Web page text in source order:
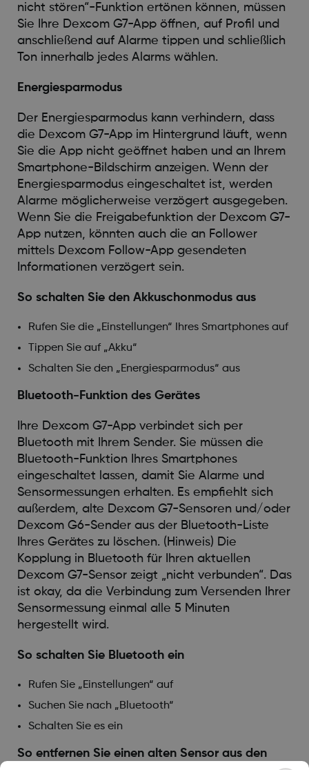
nicht stören“-Funktion ertönen können, müssen
Sie Ihre Dexcom G7-App öffnen, auf Profil und
anschließend auf Alarme tippen und schließlich
Ton innerhalb jedes Alarms wählen.
Energiesparmodus
Der Energiesparmodus kann verhindern, dass
die Dexcom G7-App im Hintergrund läuft, wenn
Sie die App nicht geöffnet haben und an Ihrem
Smartphone-Bildschirm anzeigen. Wenn der
Energiesparmodus eingeschaltet ist, werden
Alarme möglicherweise verzögert ausgegeben.
Wenn Sie die Freigabefunktion der Dexcom G7-
App nutzen, könnten auch die an Follower
mittels Dexcom Follow-App gesendeten
Informationen verzögert sein.
So schalten Sie den Akkuschonmodus aus
Rufen Sie die „Einstellungen“ Ihres Smartphones auf
Tippen Sie auf „Akku“
Schalten Sie den „Energiesparmodus“ aus
Bluetooth-Funktion des Gerätes
Ihre Dexcom G7-App verbindet sich per
Bluetooth mit Ihrem Sender. Sie müssen die
Bluetooth-Funktion Ihres Smartphones
eingeschaltet lassen, damit Sie Alarme und
Sensormessungen erhalten. Es empfiehlt sich
außerdem, alte Dexcom G7-Sensoren und/oder
Dexcom G6-Sender aus der Bluetooth-Liste
Ihres Gerätes zu löschen. (Hinweis) Die
Kopplung in Bluetooth für Ihren aktuellen
Dexcom G7-Sensor zeigt „nicht verbunden“. Das
ist okay, da die Verbindung zum Versenden Ihrer
Sensormessung einmal alle 5 Minuten
hergestellt wird.
So schalten Sie Bluetooth ein
Rufen Sie „Einstellungen“ auf
Suchen Sie nach „Bluetooth“
Schalten Sie es ein
So entfernen Sie einen alten Sensor aus den